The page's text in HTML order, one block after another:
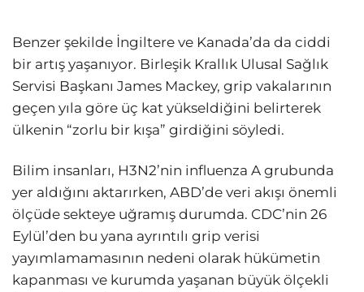
Benzer şekilde İngiltere ve Kanada’da da ciddi
bir artış yaşanıyor. Birleşik Krallık Ulusal Sağlık
Servisi Başkanı James Mackey, grip vakalarının
geçen yıla göre üç kat yükseldiğini belirterek
ülkenin “zorlu bir kışa” girdiğini söyledi.
Bilim insanları, H3N2’nin influenza A grubunda
yer aldığını aktarırken, ABD’de veri akışı önemli
ölçüde sekteye uğramış durumda. CDC’nin 26
Eylül’den bu yana ayrıntılı grip verisi
yayımlamamasının nedeni olarak hükümetin
kapanması ve kurumda yaşanan büyük ölçekli